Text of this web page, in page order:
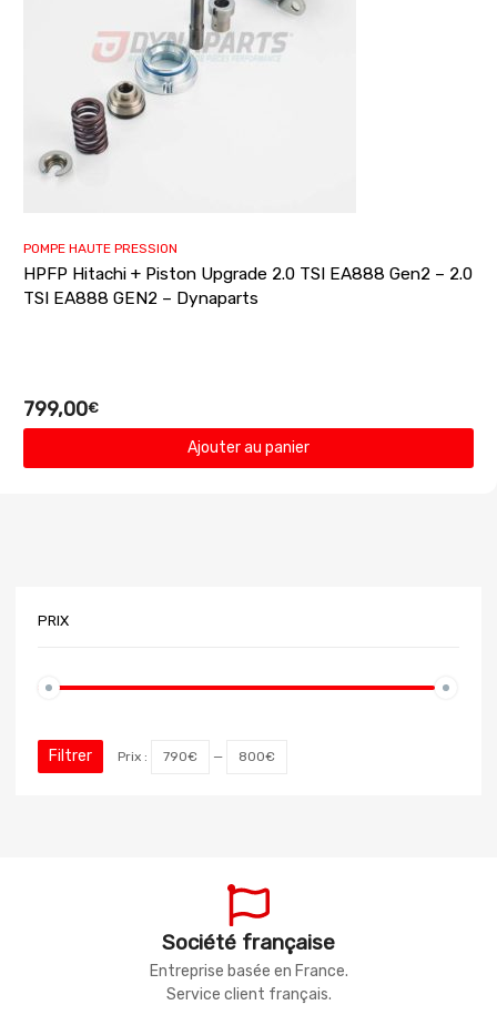
POMPE HAUTE PRESSION
HPFP Hitachi + Piston Upgrade 2.0 TSI EA888 Gen2 – 2.0
TSI EA888 GEN2 – Dynaparts
799,00€
Ajouter au panier
PRIX
Filtrer Prix : 790€ — 800€
Société française
Entreprise basée en France.
Service client français.